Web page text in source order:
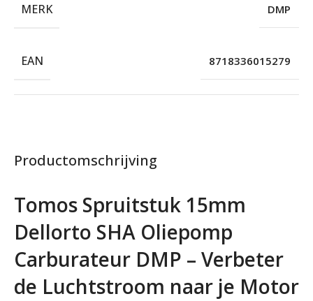
Productomschrijving
Tomos Spruitstuk 15mm
Dellorto SHA Oliepomp
Carburateur DMP – Verbeter
de Luchtstroom naar je Motor
MERK DMP
EAN 8718336015279